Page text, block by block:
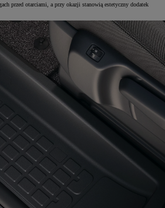
przed otarciami, a przy okazji stanowią estetyczny dodatek